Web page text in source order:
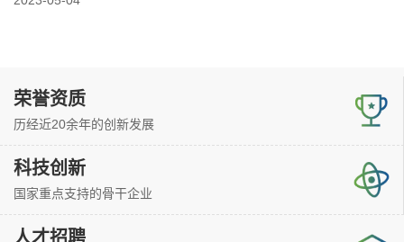
荣誉资质
历经近20余年的创新发展
科技创新
国家重点支持的骨干企业
人才招聘